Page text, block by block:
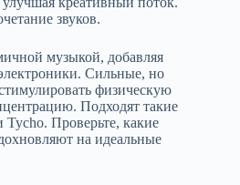
звуков.
музыкой, добавляя
Сильные, но
физическую
Подходят такие
Проверьте, какие
на идеальные